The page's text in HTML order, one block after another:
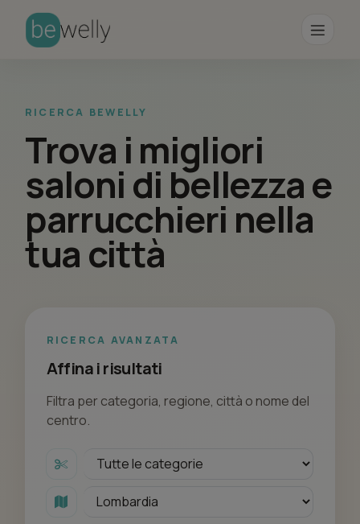
RICERCA BEWELLY
Trova i migliori
saloni di bellezza e
parrucchieri nella
tua città
RICERCA AVANZATA
Affina i risultati
Filtra per categoria, regione, città o nome del
centro.